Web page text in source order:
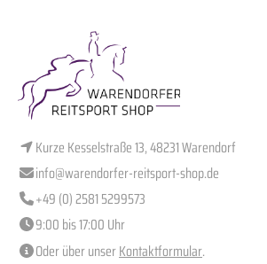
Kurze Kesselstraße 13, 48231 Warendorf
info@warendorfer-reitsport-shop.de
+49 (0) 2581 5299573
9:00 bis 17:00 Uhr
Oder über unserKontaktformular.